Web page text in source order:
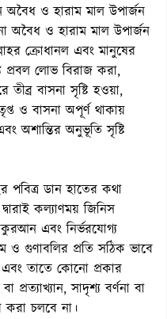
অবৈধ ও হারাম মাল উপার্জন
অবৈধ ও হারাম মাল উপার্জন
ক্রোধানল এবং মানুষের
প্রবল লোভ বিরাজ করা,
বাসনা সৃষ্টি হওয়া,
ও বাসনা অপূর্ণ থাকায়
অশান্তির অনুভূতি সৃষ্টি
পবিত্র ডান হাতের কথা
কল্যাণময় জিনিস
কুরআন এবং নির্ভরযোগ্য
ও গুণাবলির প্রতি সঠিক ভাবে
এবং তাতে কোনো প্রকার
প্রত্যাখ্যান, সাদৃশ্য বর্ণনা বা
করা চলবে না।